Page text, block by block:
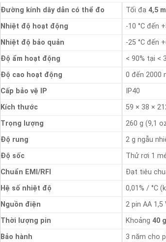
Đường kính dây dẫn có thể đo
Tối đa4,5
Nhiệt độ hoạt động
-10 °C đến
Nhiệt độ bảo quản
-25 °C đến
Độ ẩm hoạt động
< 90% tại <
Độ cao hoạt động
0 đến 2000
Cấp bảo vệ IP
IP40
Kích thước
59 × 38 ×
Trọng lượng
260 g (9,1
Độ rung
2 g ngẫu
Độ sốc
Thử rơi 1
Chuẩn EMI/RFI
Đạt tiêu
Hệ số nhiệt độ
0,01% / °C
Nguồn điện
2 pin AA 1,5
Thời lượng pin
Khoảng40
Bảo hành
3 năm cho